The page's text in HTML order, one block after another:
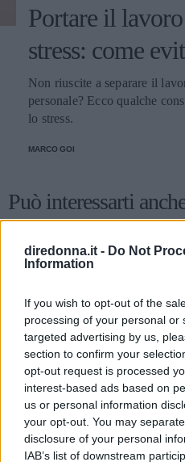
diredonna.it - Do Not
Information
If you wish to opt-out of the
processing of your personal or
targeted advertising by us,
section to confirm your
opt-out request is processed
interest-based ads based on
us or personal information
your opt-out. You may
disclosure of your personal
IAB’s list of downstream
Portare il lavoro
stress: come
Non riuscite a separare il
personale? Ecco qualche
lo stress.
MARCO GOI
Può interessarti